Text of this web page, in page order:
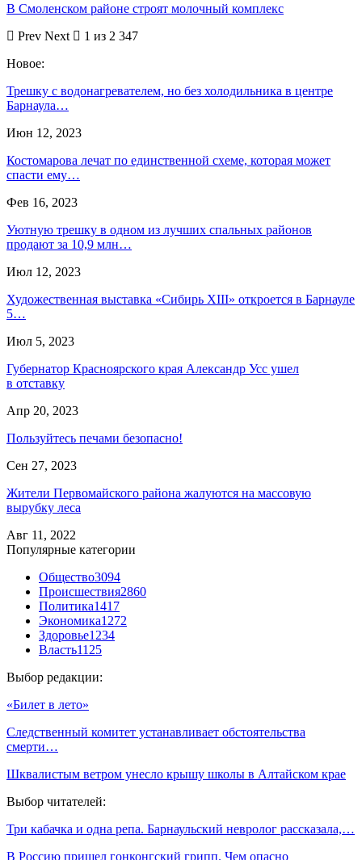
В Смоленском районе строят молочный комплекс
Prev Next
1 из 2 347
Новое:
Трешку с водонагревателем, но без холодильника в центре
Барнаула…
Июн 12, 2023
Костомарова лечат по единственной схеме, которая может
спасти ему…
Фев 16, 2023
Уютную трешку в одном из лучших спальных районов
продают за 10,9 млн…
Июл 12, 2023
Художественная выставка «Сибирь XIII» откроется в Барнауле
5…
Июл 5, 2023
Губернатор Красноярского края Александр Усс ушел
в отставку
Апр 20, 2023
Пользуйтесь печами безопасно!
Сен 27, 2023
Жители Первомайского района жалуются на массовую
вырубку леса
Авг 11, 2022
Популярные категории
Общество3094
Происшествия2860
Политика1417
Экономика1272
Здоровье1234
Власть1125
Выбор редакции:
«Билет в лето»
Следственный комитет устанавливает обстоятельства
смерти…
Шквалистым ветром унесло крышу школы в Алтайском крае
Выбор читателей:
Три кабачка и одна репа. Барнаульский невролог рассказала,…
В Россию пришел гонконгский грипп. Чем опасно